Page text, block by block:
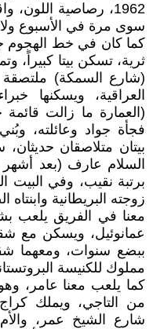
1962، رصاصية
سوى مرة في الأسبوع
كما كان في خط الهجوم
ثرية، تسكن بيتا كبيراً،
(شارع السمكة) ملتصقة
العراقية، ويسكنها
(العمارة ما زالت
فجأة جواد وعائلته،
بيتان متلاصقان
السلام عارف (بعد
برتبة نقيب، وفي
زوجته البريطانية وابنتاه
معنا في الفريق يلعب
عمانوئيل، ويسكن مع
ببضع سنوات، ومعهما
مملوك للكنيسة
كما يلعب معنا عامر،
من التاجي، ويملك
شارع الشيخ عمر،